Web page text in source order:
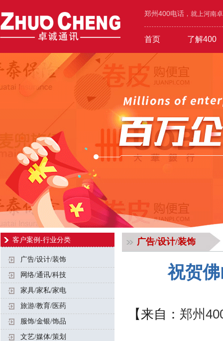
郑州400电话 ，就上河南
首页 了解400
400价值 400功能
600元年套餐
工业/环保/能源 机械/设备/五金
客户案例-行业分类
广告/设计/装饰
网络/通讯/科技
家具/家私/家电
旅游/教育/医药
服饰/金银/饰品
文艺/媒体/策划
广告/设计/装饰
祝贺
【来自： 郑州